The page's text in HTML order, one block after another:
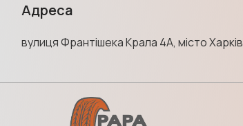
Адреса
вулиця Франтішека Крала 4А, місто Харків